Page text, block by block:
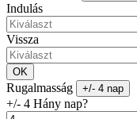
Indulás
Vissza
OK
Rugalmasság +/- 4 nap
+/- 4 Hány nap?